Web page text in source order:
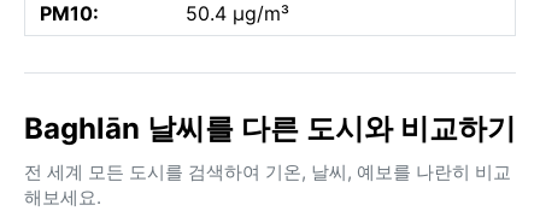
PM10:
50.4 µg/m³
Baghlān 날씨를 다른 도시와 비교하기
전 세계 모든 도시를 검색하여 기온, 날씨, 예보를 나란히 비교
해보세요.